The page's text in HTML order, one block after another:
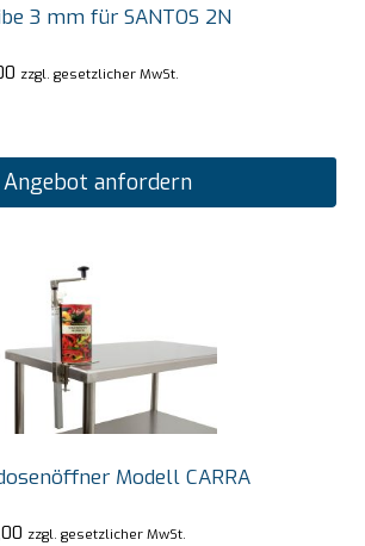
3 mm für SANTOS 2N
zzgl. gesetzlicher MwSt.
Angebot anfordern
Modell CARRA
zzgl. gesetzlicher MwSt.